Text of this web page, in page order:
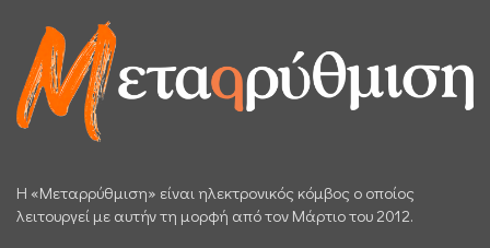
H «Μεταρρύθμιση» είναι ηλεκτρονικός κόμβος ο οποίος
λειτουργεί με αυτήν τη μορφή από τον Μάρτιο του 2012.